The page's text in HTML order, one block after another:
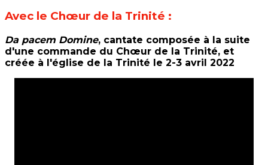
Avec le Chœur de la Trinité :
Da pacem Domine, cantate composée à la suite
d'une commande du Chœur de la Trinité, et
créée à l'église de la Trinité le 2-3 avril 2022